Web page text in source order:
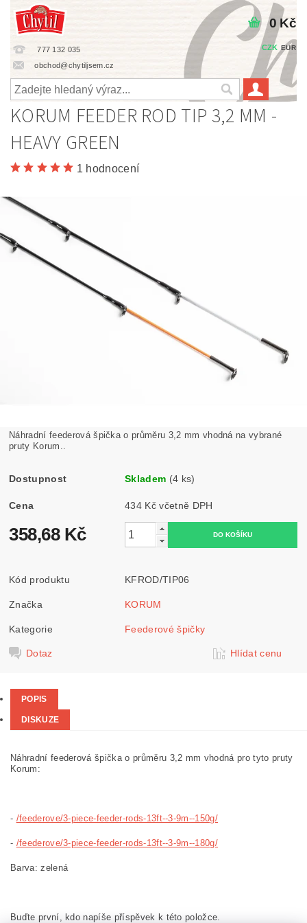
777 132 035
obchod@chytiljsem.cz
CZK EUR
0 Kč
KORUM FEEDER ROD TIP 3,2 MM -
HEAVY GREEN
1 hodnocení
Náhradní feederová špička o průměru 3,2 mm vhodná na vybrané
pruty Korum..
Dostupnost Skladem (4 ks)
Cena 434 Kč včetně DPH
358,68 Kč
Kód produktu KFROD/TIP06
Značka KORUM
Kategorie Feederové špičky
Dotaz Hlídat cenu
POPIS
DISKUZE
Náhradní feederová špička o průměru 3,2 mm vhodná pro tyto pruty
Korum:
- /feederove/3-piece-feeder-rods-13ft--3-9m--150g/
- /feederove/3-piece-feeder-rods-13ft--3-9m--180g/
Barva: zelená
Buďte první, kdo napíše příspěvek k této položce.